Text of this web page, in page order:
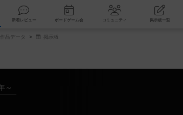
ス 検索 新着レビュー ボードゲーム会 コミュニティ
作品データ 掲示板
～